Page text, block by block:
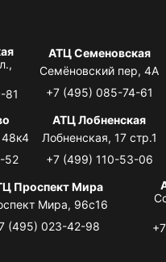
81
АТЦ Семеновская
Семёновский пер, 4А
+7 (495) 085-74-61
52
АТЦ Лобненская
Лобненская, 17 стр.1
+7 (499) 110-53-06
Проспект Мира
Мира, 96с16
(495) 023-42-98